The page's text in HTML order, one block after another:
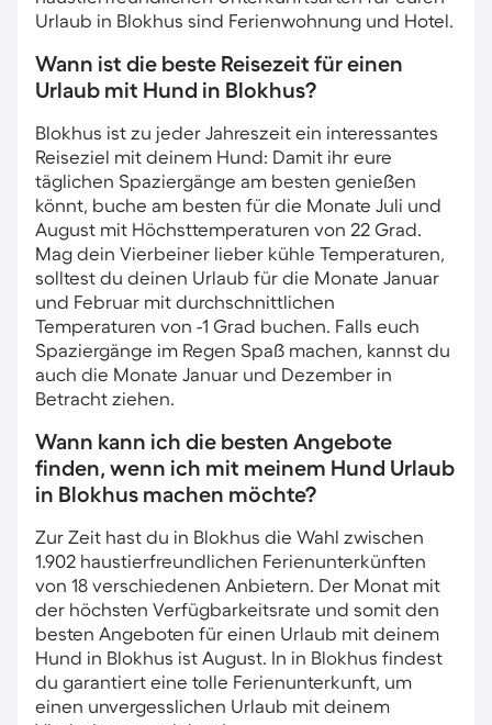
Urlaub in Blokhus sind Ferienwohnung und Hotel.
Wann ist die beste Reisezeit für einen
Urlaub mit Hund in Blokhus?
Blokhus ist zu jeder Jahreszeit ein interessantes
Reiseziel mit deinem Hund: Damit ihr eure
täglichen Spaziergänge am besten genießen
könnt, buche am besten für die Monate Juli und
August mit Höchsttemperaturen von 22 Grad.
Mag dein Vierbeiner lieber kühle Temperaturen,
solltest du deinen Urlaub für die Monate Januar
und Februar mit durchschnittlichen
Temperaturen von -1 Grad buchen. Falls euch
Spaziergänge im Regen Spaß machen, kannst du
auch die Monate Januar und Dezember in
Betracht ziehen.
Wann kann ich die besten Angebote
finden, wenn ich mit meinem Hund Urlaub
in Blokhus machen möchte?
Zur Zeit hast du in Blokhus die Wahl zwischen
1.902 haustierfreundlichen Ferienunterkünften
von 18 verschiedenen Anbietern. Der Monat mit
der höchsten Verfügbarkeitsrate und somit den
besten Angeboten für einen Urlaub mit deinem
Hund in Blokhus ist August. In in Blokhus findest
du garantiert eine tolle Ferienunterkunft, um
einen unvergesslichen Urlaub mit deinem